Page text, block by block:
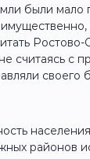
были мало
считаясь с
районов